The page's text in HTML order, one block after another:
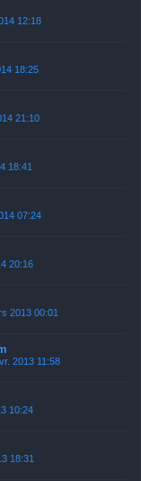
12:18
18:25
21:10
18:41
07:24
20:16
2013 00:01
2013 11:58
10:24
18:31